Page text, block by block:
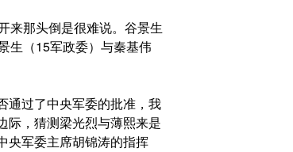
来那头倒是很难说。谷景生
生（15军政委）与秦基伟
通过了中央军委的批准，我
际，猜测梁光烈与薄熙来是
央军委主席胡锦涛的指挥